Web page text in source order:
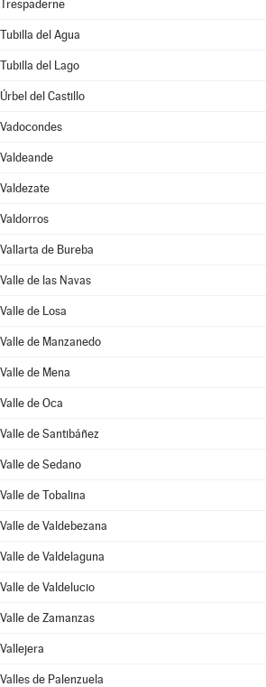
Trespaderne
Tubilla del Agua
Tubilla del Lago
Úrbel del Castillo
Vadocondes
Valdeande
Valdezate
Valdorros
Vallarta de Bureba
Valle de las Navas
Valle de Losa
Valle de Manzanedo
Valle de Mena
Valle de Oca
Valle de Santibáñez
Valle de Sedano
Valle de Tobalina
Valle de Valdebezana
Valle de Valdelaguna
Valle de Valdelucio
Valle de Zamanzas
Vallejera
Valles de Palenzuela